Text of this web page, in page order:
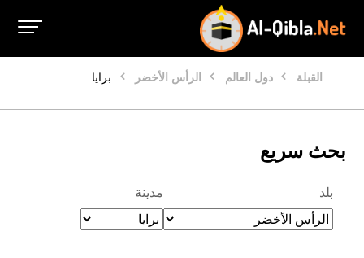
القبلة دول العالم الرأس الأخضر برايا
بحث سريع
بلد مدينة